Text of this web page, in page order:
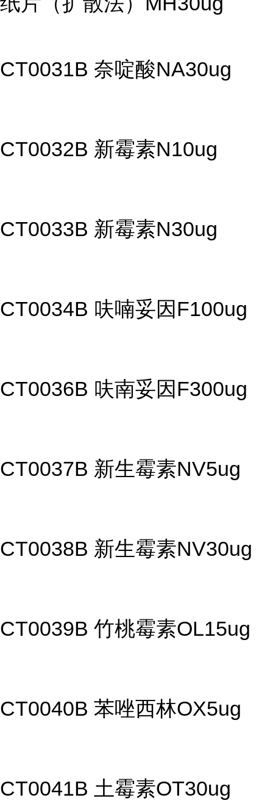
CT0031B 奈啶酸NA30ug
CT0032B 新霉素N10ug
CT0033B 新霉素N30ug
CT0034B 呋喃妥因F100ug
CT0036B 呋南妥因F300ug
CT0037B 新生霉素NV5ug
CT0038B 新生霉素NV30ug
CT0039B 竹桃霉素OL15ug
CT0040B 苯唑西林OX5ug
CT0041B 土霉素OT30ug